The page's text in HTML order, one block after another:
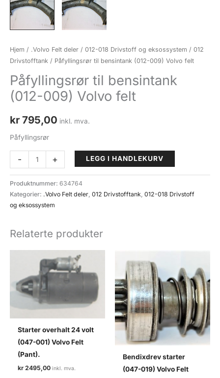
Hjem / .Volvo Felt deler / 012-018 Drivstoff og eksossystem / 012
Drivstofftank / Påfyllingsrør til bensintank (012-009) Volvo felt
Påfyllingsrør til bensintank
(012-009) Volvo felt
kr 795,00 inkl. mva.
Påfyllingsrør
-
Påfyllingsrør
til
bensintank
(012-
009)
felt
+ LEGG I HANDLEKURV
Produktnummer: 634764
Kategorier: .Volvo Felt deler, 012 Drivstofftank, 012-018 Drivstoff
og eksossystem
Relaterte produkter
Starter overhalt 24 volt
(047-001) Volvo Felt
(Pant).
kr 2495,00
Bendixdrev starter
(047-019) Volvo Felt